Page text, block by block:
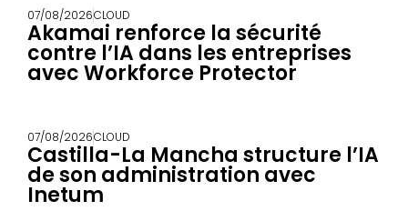
07/08/2026CLOUD
Akamai renforce la sécurité
contre l’IA dans les entreprises
avec Workforce Protector
07/08/2026CLOUD
Castilla-La Mancha structure l’IA
de son administration avec
Inetum